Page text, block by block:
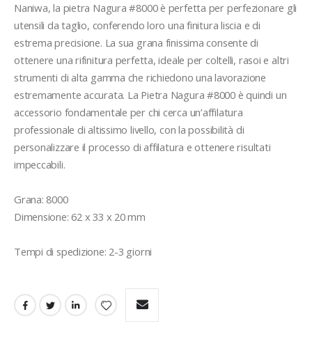
Naniwa, la pietra Nagura #8000 è perfetta per perfezionare gli
utensili da taglio, conferendo loro una finitura liscia e di
estrema precisione. La sua grana finissima consente di
ottenere una rifinitura perfetta, ideale per coltelli, rasoi e altri
strumenti di alta gamma che richiedono una lavorazione
estremamente accurata. La Pietra Nagura #8000 è quindi un
accessorio fondamentale per chi cerca un’affilatura
professionale di altissimo livello, con la possibilità di
personalizzare il processo di affilatura e ottenere risultati
impeccabili.
Grana: 8000
Dimensione: 62 x 33 x 20 mm
Tempi di spedizione: 2-3 giorni